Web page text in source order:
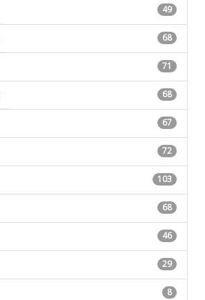
49
68
71
68
67
72
103
68
46
29
8